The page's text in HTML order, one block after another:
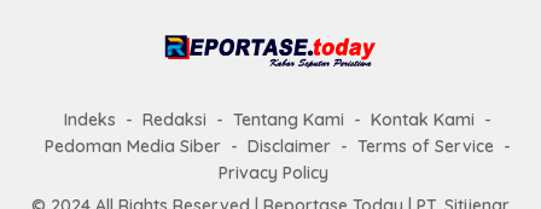
Indeks Redaksi Tentang Kami
Kontak Kami
Pedoman Media Siber
Disclaimer
Terms of Service
Privacy Policy